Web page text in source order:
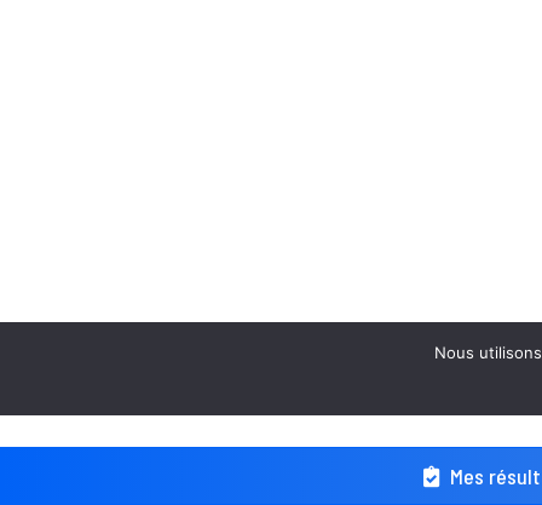
Mes
Nous